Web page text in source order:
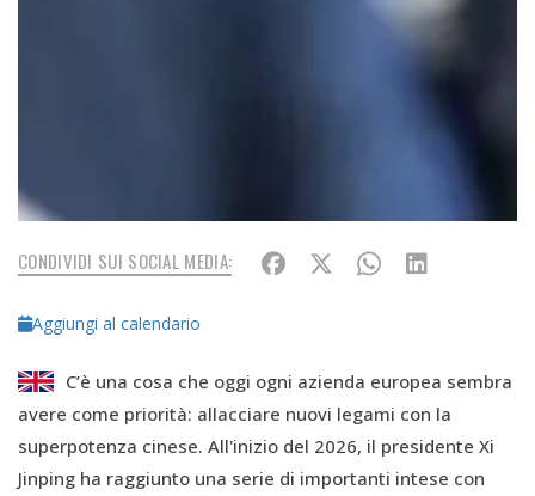
CONDIVIDI SUI SOCIAL MEDIA:
Aggiungi al calendario
C’è una cosa che oggi ogni azienda europea sembra
avere come priorità: allacciare nuovi legami con la
superpotenza cinese. All'inizio del 2026, il presidente Xi
Jinping ha raggiunto una serie di importanti intese con